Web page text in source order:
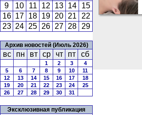
9
10 11 12 13 14
15
16 17 18 19 20 21
22
23 24 25 26 27 28 29
Архив новостей (Июль 2026)
вс пн вт ср чт пт сб
1 2 3
4
5
6 7 8 9 10
11
12
13 14 15 16 17
18
19
20 21 22 23 24
25
26
27 28 29 30 31
Эксклюзивная публикация